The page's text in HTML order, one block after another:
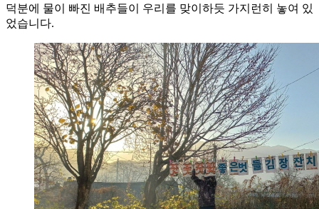
덕분에 물이 빠진 배추들이 우리를 맞이하듯 가지런히 놓여 있
었습니다.